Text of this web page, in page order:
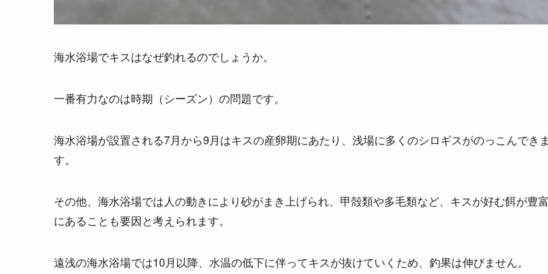
海水浴場でキスはなぜ釣れるのでしょうか。
一番有力なのは時期（シーズン）の問題です。
海水浴場が設置される7月から9月はキスの産卵期にあたり、浅場に多くのシロギスがのっこんでき
す。
その他、海水浴場では人の動きにより砂がまき上げられ、甲殻類や多毛類など、キスが好む餌が豊
にあることも要因と考えられます。
遠浅の海水浴場では10月以降、水温の低下に伴ってキスが抜けていくため、釣果は伸びません。